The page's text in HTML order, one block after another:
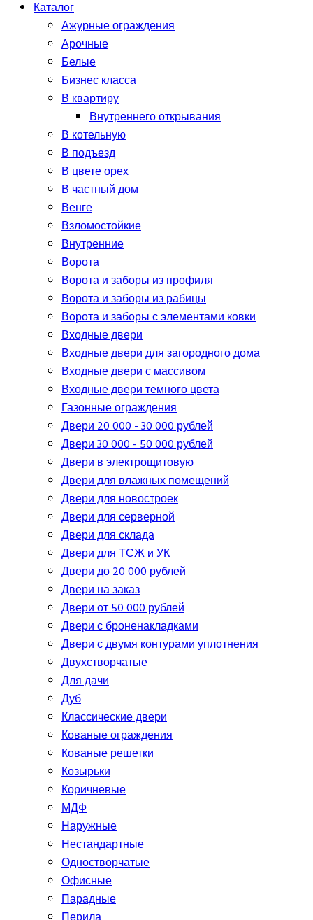
Каталог
Ажурные ограждения
Арочные
Белые
Бизнес класса
В квартиру
Внутреннего открывания
В котельную
В подъезд
В цвете орех
В частный дом
Венге
Взломостойкие
Внутренние
Ворота
Ворота и заборы из профиля
Ворота и заборы из рабицы
Ворота и заборы с элементами ковки
Входные двери
Входные двери для загородного дома
Входные двери с массивом
Входные двери темного цвета
Газонные ограждения
Двери 20 000 - 30 000 рублей
Двери 30 000 - 50 000 рублей
Двери в электрощитовую
Двери для влажных помещений
Двери для новостроек
Двери для серверной
Двери для склада
Двери для ТСЖ и УК
Двери до 20 000 рублей
Двери на заказ
Двери от 50 000 рублей
Двери с броненакладками
Двери с двумя контурами уплотнения
Двухстворчатые
Для дачи
Дуб
Классические двери
Кованые ограждения
Кованые решетки
Козырьки
Коричневые
МДФ
Наружные
Нестандартные
Одностворчатые
Офисные
Парадные